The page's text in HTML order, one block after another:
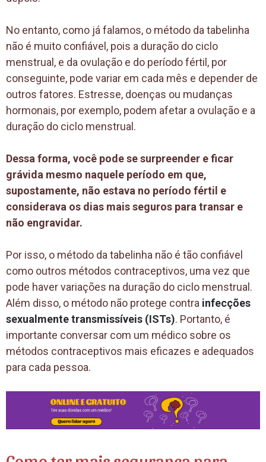
No entanto, como já falamos, o método da tabelinha
não é muito confiável, pois a duração do ciclo
menstrual, e da ovulação e do período fértil, por
conseguinte, pode variar em cada mês e depender de
outros fatores. Estresse, doenças ou mudanças
hormonais, por exemplo, podem afetar a ovulação e a
duração do ciclo menstrual.
Dessa forma, você pode se surpreender e ficar
grávida mesmo naquele período em que,
supostamente, não estava no período fértil e
considerava os dias mais seguros para transar e
não engravidar.
Por isso, o método da tabelinha não é tão confiável
como outros métodos contraceptivos, uma vez que
pode haver variações na duração do ciclo menstrual.
Além disso, o método não protege contra infecções
sexualmente transmissíveis (ISTs). Portanto, é
importante conversar com um médico sobre os
métodos contraceptivos mais eficazes e adequados
para cada pessoa.